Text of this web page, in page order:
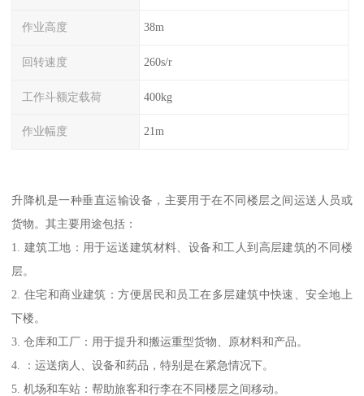
作业高度 38m
回转速度 260s/r
工作斗额定载荷 400kg
作业幅度 21m
升降机是一种垂直运输设备，主要用于在不同楼层之间运送人员或
货物。其主要用途包括：
1. 建筑工地：用于运送建筑材料、设备和工人到高层建筑的不同楼
层。
2. 住宅和商业建筑：方便居民和员工在多层建筑中快速、安全地上
下楼。
3. 仓库和工厂：用于提升和搬运重型货物、原材料和产品。
4. ：运送病人、设备和药品，特别是在紧急情况下。
5. 机场和车站：帮助旅客和行李在不同楼层之间移动。